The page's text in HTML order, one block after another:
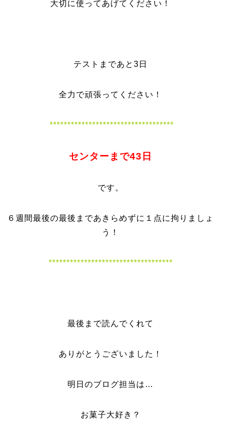
大切に使ってあげてください！
テストまであと3日
全力で頑張ってください ！
***********************************
センターまで43日
です。
６週間最後の最後まであきらめずに１点に拘りましょ
う！
***********************************
最後まで読んでくれて
ありがとうございました！
明日のブログ担当は…
お菓子大好き？